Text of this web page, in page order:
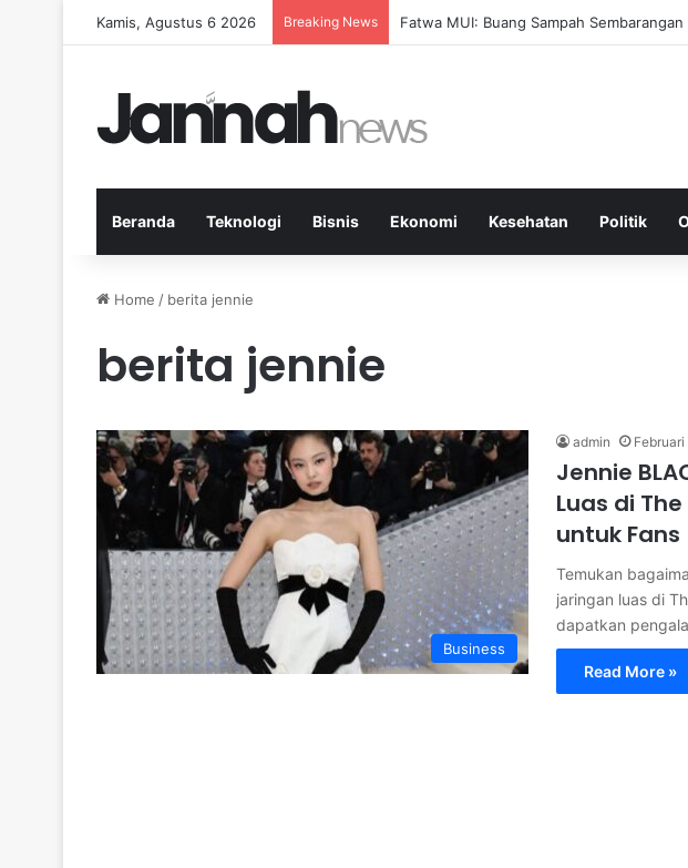
Kamis, Agustus 6 2026 Breaking News Fatwa MUI: Buang Sampah
Beranda Teknologi Bisnis Ekonomi Kesehatan Politik
Home / berita jennie
berita jennie
Business
admin
Jennie
Luas di
untuk Fans
Temukan
jaringan luas di
dapatkan
Read More »